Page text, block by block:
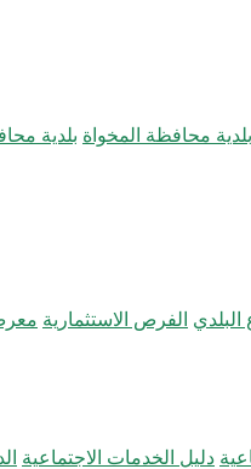
بلدية بلدية محافظة المخواة
الفرص الاستثمارية
دليل الخدمات الاجتماعية